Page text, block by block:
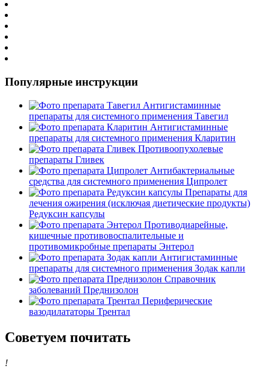
Популярные инструкции
Антигистаминные
препараты для системного применения Тавегил
Антигистаминные
препараты для системного применения Кларитин
Противоопухолевые
препараты Гливек
Антибактериальные
средства для системного применения Ципролет
Препараты для
лечения ожирения (исключая диетические продукты)
Редуксин капсулы
Противодиарейные,
кишечные противовоспалительные и
противомикробные препараты Энтерол
Антигистаминные
препараты для системного применения Зодак капли
Справочник
заболеваний Преднизолон
Периферические
вазодилататоры Трентал
Советуем почитать
!